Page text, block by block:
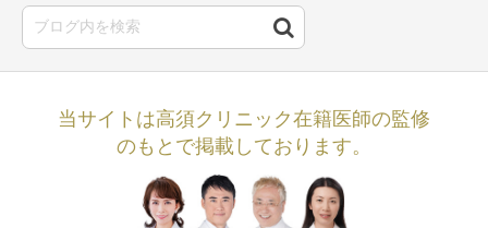
当サイトは高須クリニック在籍医師の監修
のもとで掲載しております。